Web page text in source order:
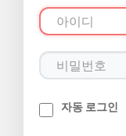
자동 로그인